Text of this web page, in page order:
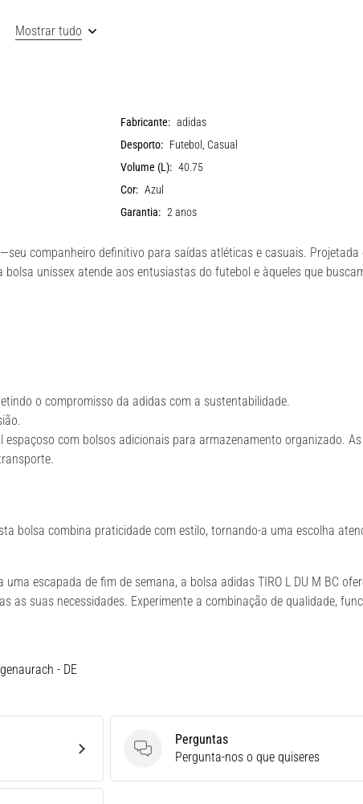
Mostrar tudo
Fabricante: adidas
Desporto: Futebol, Casual
Volume (L): 40.75
Cor: Azul
Garantia: 2 anos
—seu companheiro definitivo para saídas atléticas e casuais. Projetada
unissex atende aos entusiastas do futebol e àqueles que
o compromisso da adidas com a sustentabilidade.
com bolsos adicionais para armazenamento organizado.
bolsa combina praticidade com estilo, tornando-a uma escolha
escapada de fim de semana, a bolsa adidas TIRO L DU M BC
as suas necessidades. Experimente a combinação de qualidade,
- DE
Perguntas
Perguntas
Pergunta-nos o que quiseres